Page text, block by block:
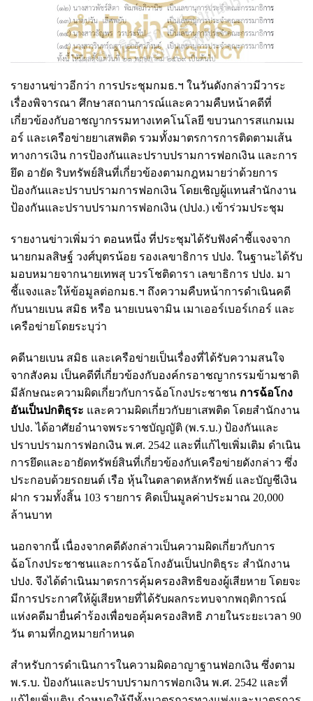
รายงานข่าวอีกว่า การประชุมกมธ.ฯ ในวันดังกล่าวมีวาระ
เรื่องพิจารณา ศึกษาสถานการณ์และความคืบหน้าคดีที่
เกี่ยวข้องกับอาชญากรรมทางเทคโนโลยี ขบวนการสแกมเม
อร์ และเครือข่ายยาเสพติด รวมทั้งมาตรการการติดตามเส้น
ทางการเงิน การป้องกันและปราบปรามการฟอกเงิน และการ
ยึด อายัด ริบทรัพย์สินที่เกี่ยวข้องตามกฎหมายว่าด้วยการ
ป้องกันและปราบปรามการฟอกเงิน โดยเชิญผู้แทนสำนักงาน
ป้องกันและปราบปรามการฟอกเงิน (ปปง.) เข้าร่วมประชุม
รายงานข่าวเพิ่มว่า ตอนหนึ่ง ที่ประชุมได้รับฟังคำชี้แจงจาก
นายกมลสิษฐ์ วงศ์บุตรน้อย รองเลขาธิการ ปปง. ในฐานะได้รับ
มอบหมายจากนายเทพสุ บวรโชติดารา เลขาธิการ ปปง. มา
ชี้แจงและให้ข้อมูลต่อกมธ.ฯ ถึงความคืบหน้าการดำเนินคดี
กับนายเบน สมิธ หรือ นายเบนจามิน เมาเออร์เบอร์เกอร์ และ
เครือข่ายโดยระบุว่า
คดีนายเบน สมิธ และเครือข่ายเป็นเรื่องที่ได้รับความสนใจ
จากสังคม เป็นคดีที่เกี่ยวข้องกับองค์กรอาชญากรรมข้ามชาติ
มีลักษณะความผิดเกี่ยวกับการฉ้อโกงประชาชน การฉ้อโกง
อันเป็นปกติธุระ และความผิดเกี่ยวกับยาเสพติด โดยสำนักงาน
ปปง. ได้อาศัยอำนาจพระราชบัญญัติ (พ.ร.บ.) ป้องกันและ
ปราบปรามการฟอกเงิน พ.ศ. 2542 และที่แก้ไขเพิ่มเติม ดำเนิน
การยึดและอายัดทรัพย์สินที่เกี่ยวข้องกับเครือข่ายดังกล่าว ซึ่ง
ประกอบด้วยรถยนต์ เรือ หุ้นในตลาดหลักทรัพย์ และบัญชีเงิน
ฝาก รวมทั้งสิ้น 103 รายการ คิดเป็นมูลค่าประมาณ 20,000
ล้านบาท
นอกจากนี้ เนื่องจากคดีดังกล่าวเป็นความผิดเกี่ยวกับการ
ฉ้อโกงประชาชนและการฉ้อโกงอันเป็นปกติธุระ สำนักงาน
ปปง. จึงได้ดำเนินมาตรการคุ้มครองสิทธิของผู้เสียหาย โดยจะ
มีการประกาศให้ผู้เสียหายที่ได้รับผลกระทบจากพฤติการณ์
แห่งคดีมายื่นคำร้องเพื่อขอคุ้มครองสิทธิ ภายในระยะเวลา 90
วัน ตามที่กฎหมายกำหนด
สำหรับการดำเนินการในความผิดอาญาฐานฟอกเงิน ซึ่งตาม
พ.ร.บ. ป้องกันและปราบปรามการฟอกเงิน พ.ศ. 2542 และที่